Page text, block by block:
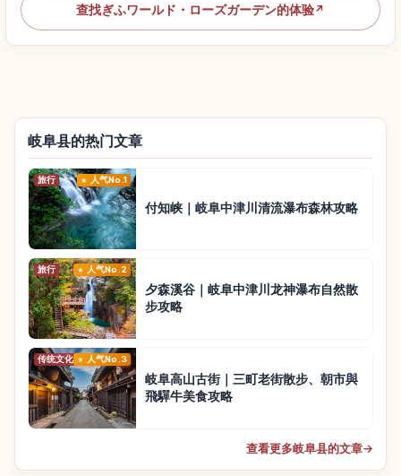
查找ぎふワールド・ローズガーデン的体验↗
岐阜县的热门文章
旅行 人气No.1
付知峡｜岐阜中津川清流瀑布森林攻略
旅行 人气No.2
夕森溪谷｜岐阜中津川龙神瀑布自然散
步攻略
传统文化 人气No.3
岐阜高山古街｜三町老街散步、朝市與
飛驒牛美食攻略
查看更多岐阜县的文章→